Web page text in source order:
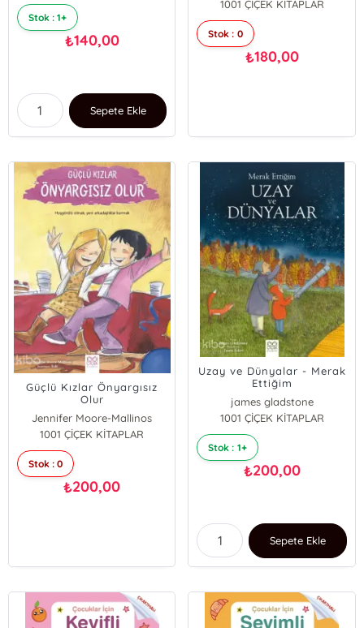
Stok : 1+
₺140,00
Sepete Ekle
1001 ÇİÇEK KİTAPLAR
Stok : 0
₺180,00
Güçlü Kızlar Önyargısız
Olur
Jennifer Moore-Mallinos
1001 ÇİÇEK KİTAPLAR
Stok : 0
₺200,00
Uzay ve Dünyalar - Merak
Ettiğim
james gladstone
1001 ÇİÇEK KİTAPLAR
Stok : 1+
₺200,00
Sepete Ekle